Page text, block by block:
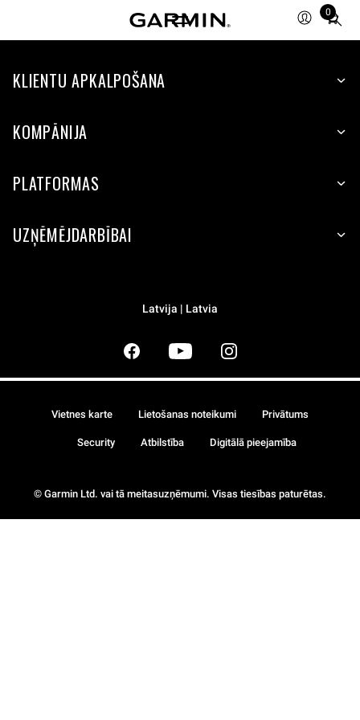
0
Total
items
cart:
KLIENTU APKALPOŠANA
KOMPĀNIJA
PLATFORMAS
UZŅĒMĒJDARBĪBAI
Latvija | Latvia
© Garmin Ltd. vai tā meitasuzņēmumi. Visas tiesības paturētas.
Vietnes karte Lietošanas noteikumi Privātums
Security Atbilstība Digitālā pieejamība